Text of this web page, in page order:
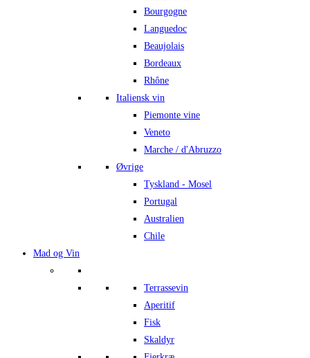
Bourgogne
Languedoc
Beaujolais
Bordeaux
Rhône
Italiensk vin
Piemonte vine
Veneto
Marche / d'Abruzzo
Øvrige
Tyskland - Mosel
Portugal
Australien
Chile
Mad og Vin
Terrassevin
Aperitif
Fisk
Skaldyr